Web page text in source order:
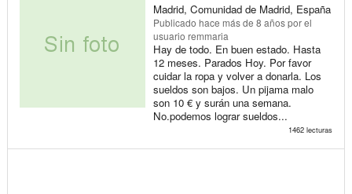
Madrid, Comunidad de Madrid, España
Publicado hace más de 8 añospor el
usuario remmaria
Hay de todo. En buen estado. Hasta
12 meses. Parados Hoy. Por favor
cuidar la ropa y volver a donarla. Los
sueldos son bajos. Un pijama malo
son 10 € y surán una semana.
No.podemos lograr sueldos...
1462 lecturas